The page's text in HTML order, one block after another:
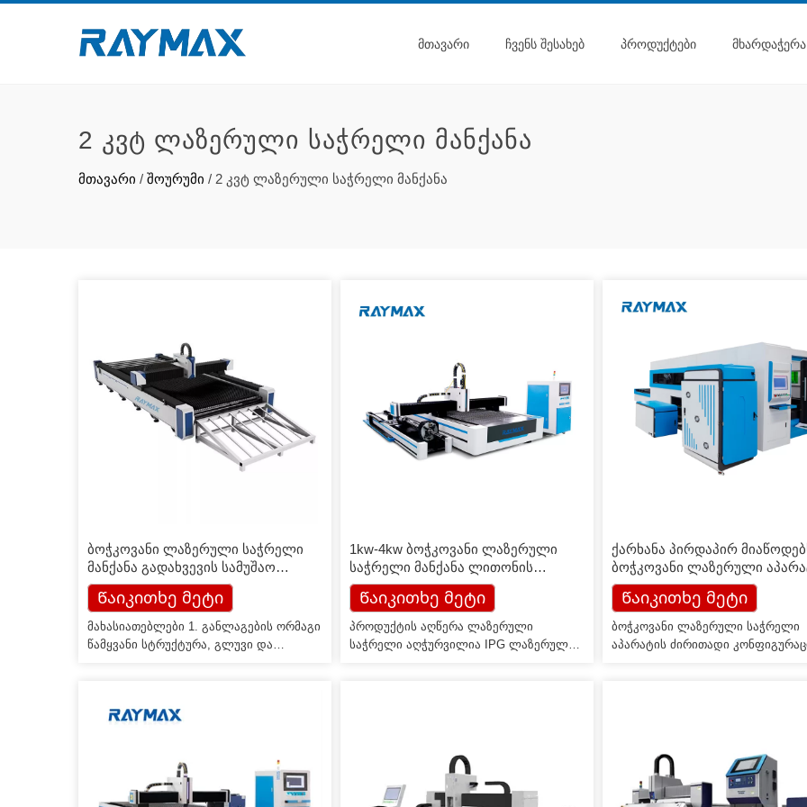
ᲛᲗᲐᲕᲐᲠᲘ ᲩᲕᲔᲜᲡ ᲨᲔᲡᲐᲮᲔᲑ ᲞᲠᲝᲓᲣᲥᲢᲔᲑᲘ ᲛᲮᲐᲠᲓᲐᲭᲔᲠᲐ
2 ᲙᲕᲢ ᲚᲐᲖᲔᲠᲣᲚᲘ ᲡᲐᲭᲠᲔᲚᲘ ᲛᲐᲜᲥᲐᲜᲐ
მთავარი / შოურუმი / 2 კვტ ლაზერული საჭრელი მანქანა
1kw-4kw ბოჭკოვანი ლაზერული
საჭრელი მანქანა ლითონის
ფირფიტისა და მილისთვის
Წაიკითხე მეტი
პროდუქტის აღწერა ლაზერული
საჭრელი აღჭურვილია IPG ლაზერული
ა.შ. და აწყობილია მოწინავე Han's 701
CNC სისტემის მეშვეობით. ეს არის
მაღალტექნოლოგიური პროდუქტი,
ქარხანა პირდაპირ
ბოჭკოვანი ლაზერული
ეკონომიურ მოდელს
Წაიკითხე მეტი
ბოჭკოვანი ლაზერული საჭრელი
აპარატის ძირითადი
წყარო Wuhan Raycus ან Max-დან
Shenzhen-დან ან IPG-დან აშშ-დან
შეგიძლიათ სურვილისამებრ 2
ბოჭკოვანი ლაზერული საჭრელი
მანქანა გადახვევის სამუშაო
მაგიდით
Წაიკითხე მეტი
მახასიათებლები 1. განლაგების ორმაგი
წამყვანი სტრუქტურა, გლუვი და
სპეციალური დამუშავების ტექნოლოგია,
სიზუსტის გადაცემათა თაროს დრაივი,
მაღალი რეაგირებით და მაღალი